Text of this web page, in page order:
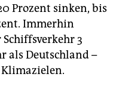
Prozent sinken, bis
Immerhin
3
als Deutschland –